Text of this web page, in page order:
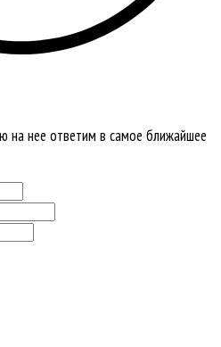
на нее ответим в самое ближайшее